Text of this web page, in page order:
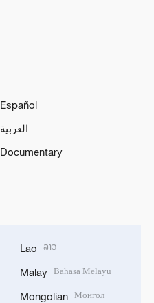
Español
العربية
Documentary
Lao ລາວ
Malay Bahasa Melayu
Mongolian Монгол